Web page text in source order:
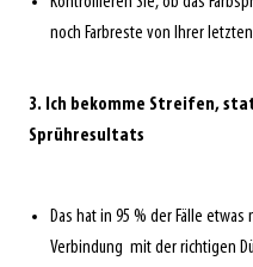
noch Farbreste von Ihrer
3. Ich bekomme Streifen,
Sprühresultats
Das hat in 95 % der Fälle
Verbindung mit der richtigen